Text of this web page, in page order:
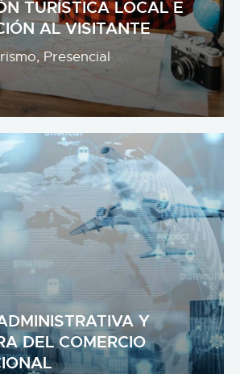
TURÍSTICA LOCAL E
AL VISITANTE
Presencial
Y
DEL COMERCIO